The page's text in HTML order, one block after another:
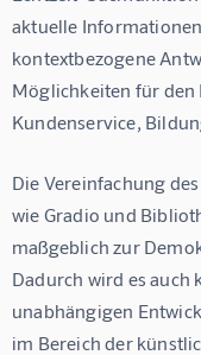
aktuelle
kontextbezogene
Möglichkeiten für den
Kundenservice,
Die Vereinfachung
wie Gradio und
maßgeblich zur
Dadurch wird es
unabhängigen
im Bereich der